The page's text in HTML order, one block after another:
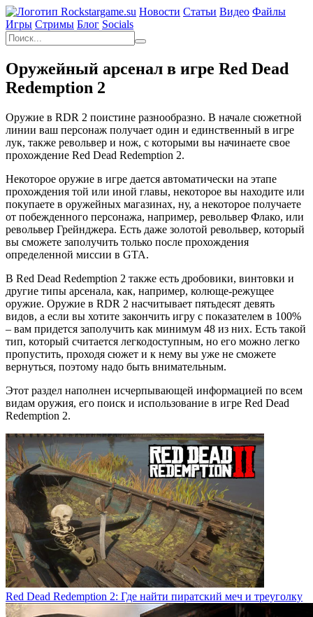
Новости Статьи Видео Файлы
Игры Cтримы Блог Socials
Оружейный арсенал в игре Red Dead
Redemption 2
Оружие в RDR 2 поистине разнообразно. В начале сюжетной
линии ваш персонаж получает один и единственный в игре
лук, также револьвер и нож, с которыми вы начинаете свое
прохождение Red Dead Redemption 2.
Некоторое оружие в игре дается автоматически на этапе
прохождения той или иной главы, некоторое вы находите или
покупаете в оружейных магазинах, ну, а некоторое получаете
от побежденного персонажа, например, револьвер Флако, или
револьвер Грейнджера. Есть даже золотой револьвер, который
вы сможете заполучить только после прохождения
определенной миссии в GTA.
В Red Dead Redemption 2 также есть дробовики, винтовки и
другие типы арсенала, как, например, колюще-режущее
оружие. Оружие в RDR 2 насчитывает пятьдесят девять
видов, а если вы хотите закончить игру с показателем в 100%
– вам придется заполучить как минимум 48 из них. Есть такой
тип, который считается легкодоступным, но его можно легко
пропустить, проходя сюжет и к нему вы уже не сможете
вернуться, поэтому надо быть внимательным.
Этот раздел наполнен исчерпывающей информацией по всем
видам оружия, его поиск и использование в игре Red Dead
Redemption 2.
Red Dead Redemption 2: Где найти пиратский меч и треуголку